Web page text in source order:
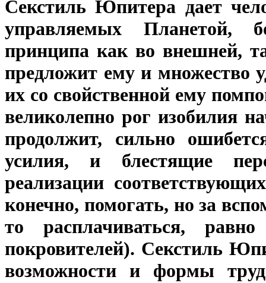
Секстиль Юпитера дает
управляемых Планетой,
принципа как во внешней,
предложит ему и множество
их со свойственной ему
великолепно рог изобилия
продолжит, сильно
усилия, и блестящие
реализации
конечно, помогать, но за
то расплачиваться,
покровителей). Секстиль
возможности и формы